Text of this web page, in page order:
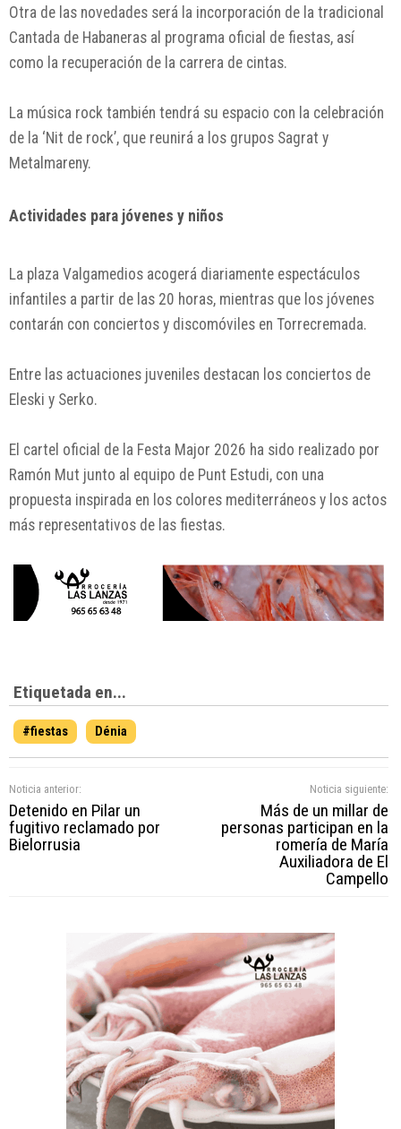
Otra de las novedades será la incorporación de la tradicional
Cantada de Habaneras al programa oficial de fiestas, así
como la recuperación de la carrera de cintas.
La música rock también tendrá su espacio con la celebración
de la ‘Nit de rock’, que reunirá a los grupos Sagrat y
Metalmareny.
Actividades para jóvenes y niños
La plaza Valgamedios acogerá diariamente espectáculos
infantiles a partir de las 20 horas, mientras que los jóvenes
contarán con conciertos y discomóviles en Torrecremada.
Entre las actuaciones juveniles destacan los conciertos de
Eleski y Serko.
El cartel oficial de la Festa Major 2026 ha sido realizado por
Ramón Mut junto al equipo de Punt Estudi, con una
propuesta inspirada en los colores mediterráneos y los actos
más representativos de las fiestas.
Etiquetada en...
#fiestas Dénia
Noticia anterior:
Detenido en Pilar un
fugitivo reclamado por
Bielorrusia
Noticia siguiente:
Más de un millar de
personas participan en la
romería de María
Auxiliadora de El
Campello